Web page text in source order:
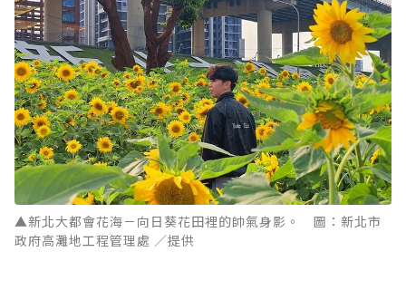
▲新北大都會花海－向日葵花田裡的帥氣身影。 圖：新北市
政府高灘地工程管理處 ／提供